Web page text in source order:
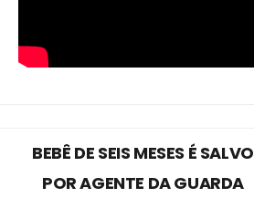
BEBÊ DE SEIS MESES É SALVO
POR AGENTE DA GUARDA